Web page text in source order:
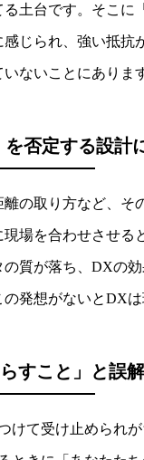
土台です。そこ
じられ、強い抵
ないことにありま
否定する設計
の取り方など、
場を合わせさせ
質が落ち、DXの
発想がないとDXは
すこと」と誤
て受け止められ